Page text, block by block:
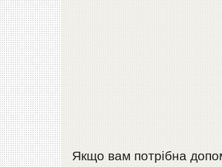
Якщо вам потрібна